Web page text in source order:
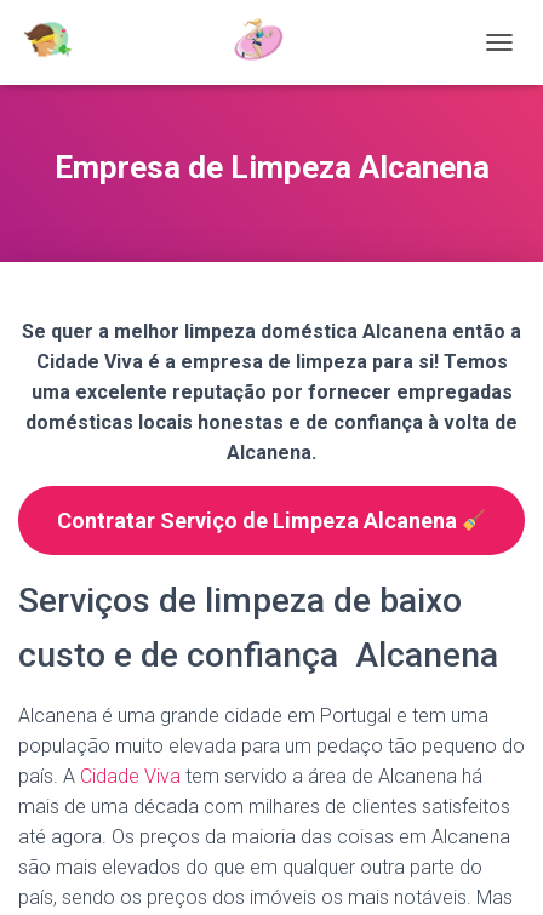
O
T
I
Empresa de Limpeza Alcanena
Se quer a melhor limpeza doméstica Alcanena então a
Cidade Viva é a empresa de limpeza para si! Temos
uma excelente reputação por fornecer empregadas
domésticas locais honestas e de confiança à volta de
Alcanena.
Contratar Serviço de Limpeza Alcanena
Serviços de limpeza de baixo
custo e de confiança Alcanena
Alcanena é uma grande cidade em Portugal e tem uma
população muito elevada para um pedaço tão pequeno do
país. A Cidade Viva tem servido a área de Alcanena há
mais de uma década com milhares de clientes satisfeitos
até agora. Os preços da maioria das coisas em Alcanena
são mais elevados do que em qualquer outra parte do
país, sendo os preços dos imóveis os mais notáveis. Mas